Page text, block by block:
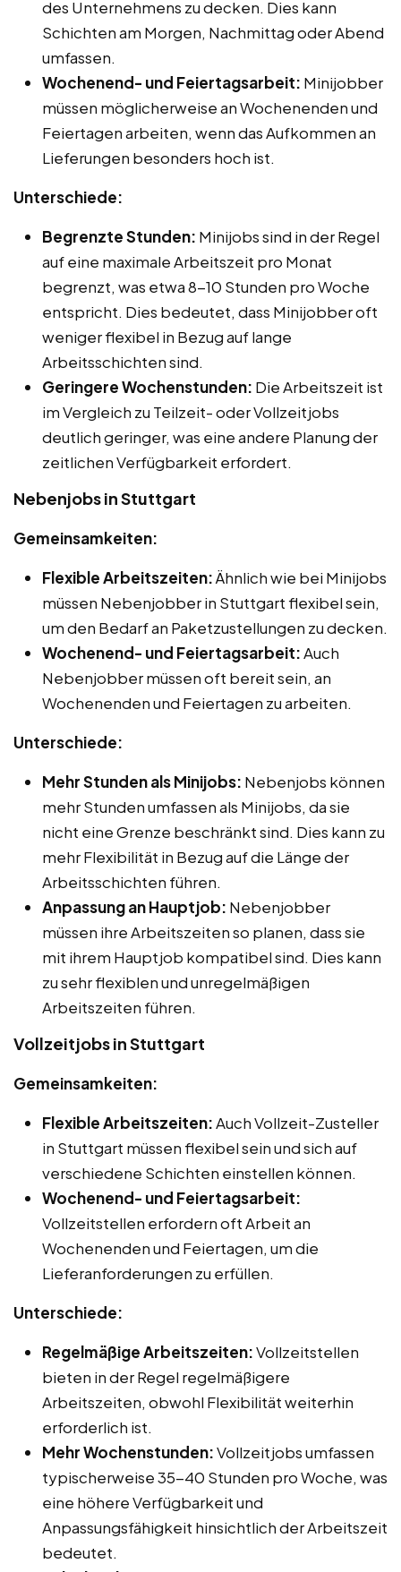
des Unternehmens zu decken. Dies kann
Schichten am Morgen, Nachmittag oder Abend
umfassen.
Wochenend- und Feiertagsarbeit: Minijobber
müssen möglicherweise an Wochenenden und
Feiertagen arbeiten, wenn das Aufkommen an
Lieferungen besonders hoch ist.
Unterschiede:
Begrenzte Stunden: Minijobs sind in der Regel
auf eine maximale Arbeitszeit pro Monat
begrenzt, was etwa 8-10 Stunden pro Woche
entspricht. Dies bedeutet, dass Minijobber oft
weniger flexibel in Bezug auf lange
Arbeitsschichten sind.
Geringere Wochenstunden: Die Arbeitszeit ist
im Vergleich zu Teilzeit- oder Vollzeitjobs
deutlich geringer, was eine andere Planung der
zeitlichen Verfügbarkeit erfordert.
Nebenjobs in Stuttgart
Gemeinsamkeiten:
Flexible Arbeitszeiten:Ähnlich wie bei Minijobs
müssen Nebenjobber in Stuttgart flexibel sein,
um den Bedarf an Paketzustellungen zu decken.
Wochenend- und Feiertagsarbeit:Auch
Nebenjobber müssen oft bereit sein, an
Wochenenden und Feiertagen zu arbeiten.
Unterschiede:
Mehr Stunden als Minijobs: Nebenjobs können
mehr Stunden umfassen als Minijobs, da sie
nicht eine Grenze beschränkt sind. Dies kann zu
mehr Flexibilität in Bezug auf die Länge der
Arbeitsschichten führen.
Anpassung an Hauptjob: Nebenjobber
müssen ihre Arbeitszeiten so planen, dass sie
mit ihrem Hauptjob kompatibel sind. Dies kann
zu sehr flexiblen und unregelmäßigen
Arbeitszeiten führen.
Vollzeitjobs in Stuttgart
Gemeinsamkeiten:
Flexible Arbeitszeiten:Auch Vollzeit-Zusteller
in Stuttgart müssen flexibel sein und sich auf
verschiedene Schichten einstellen können.
Wochenend- und Feiertagsarbeit:
Vollzeitstellen erfordern oft Arbeit an
Wochenenden und Feiertagen, um die
Lieferanforderungen zu erfüllen.
Unterschiede:
Regelmäßige Arbeitszeiten:Vollzeitstellen
bieten in der Regel regelmäßigere
Arbeitszeiten, obwohl Flexibilität weiterhin
erforderlich ist.
Mehr Wochenstunden:Vollzeitjobs umfassen
typischerweise 35-40 Stunden pro Woche, was
eine höhere Verfügbarkeit und
Anpassungsfähigkeit hinsichtlich der Arbeitszeit
bedeutet.